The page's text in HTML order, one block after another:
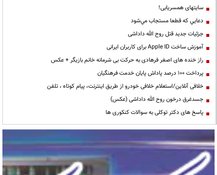
سایتهای همسریابی!
دعايي كه قطعا مستجاب مي‌شود
جزئیات جدید قتل روح الله داداشی
آموزش ساخت Apple ID برای کاربران ایرانی
راز خنده های اصغر فرهادی به حرکت بی شرمانه خانم بازیگر + عکس
پرداخت ۱۰۰ درصد پاداش پایان خدمت فرهنگیان
خلافی آنلاین/استعلام خلافی خودرو از طریق اینترنت، پیام کوتاه ، تلفن
جسدغرق درخون روح الله داداشی (عکس)
پاسخ های دکتر توکلی به سوالات کنکوری ها